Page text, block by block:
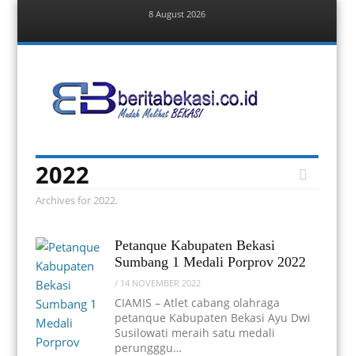
8 August 2026
Menu
to
Berita Bekasi
Menu
Skip
to
content
2022
Archives for 2022.
Petanque Kabupaten Bekasi
Sumbang 1 Medali Porprov 2022
/ 14 NOVEMBER 2022
CIAMIS – Atlet cabang olahraga
petanque Kabupaten Bekasi Ayu Dwi
Susilowati meraih satu medali
perungggu…